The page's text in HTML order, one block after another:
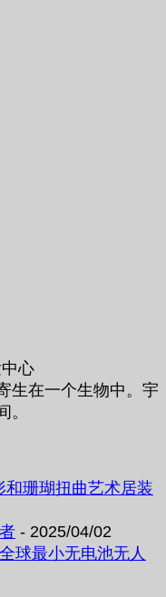
心
生在一个生物中。宇
。
珊瑚扭曲艺术居装
- 2025/04/02
球最小无电池无人